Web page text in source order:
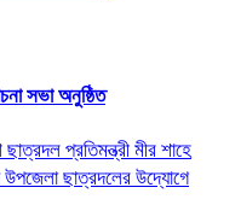
সভা অনুষ্ঠিত